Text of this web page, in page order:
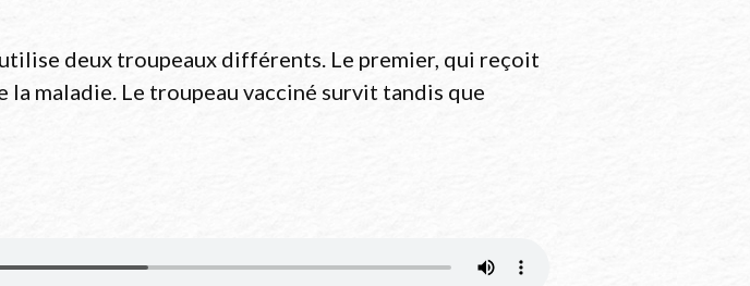
deux troupeaux différents. Le premier, qui reçoit
maladie. Le troupeau vacciné survit tandis que